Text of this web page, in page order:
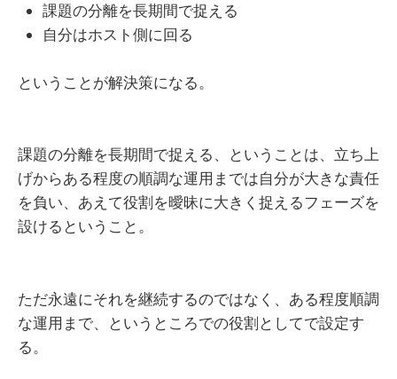
課題の分離を長期間で捉える
自分はホスト側に回る
ということが解決策になる。
課題の分離を長期間で捉える、ということは、立ち上
げからある程度の順調な運用までは自分が大きな責任
を負い、あえて役割を曖昧に大きく捉えるフェーズを
設けるということ。
ただ永遠にそれを継続するのではなく、ある程度順調
な運用まで、というところでの役割としてで設定す
る。